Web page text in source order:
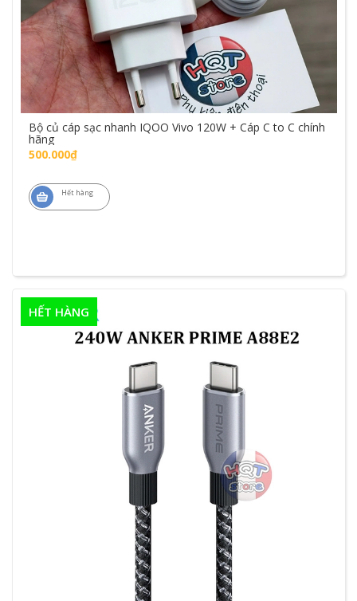
Bộ củ cáp sạc nhanh IQOO Vivo 120W + Cáp C to C chính
hãng
500.000₫
Hết hàng
HẾT HÀNG